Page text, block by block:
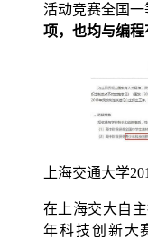
活动竞赛全国一
项，也均与编程
上海交通大学
在上海交大自
年科技创新大